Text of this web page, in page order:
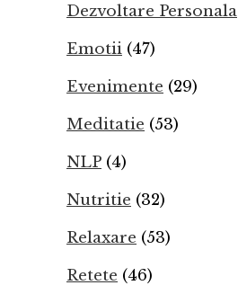
Dezvoltare Personala
Emotii (47)
Evenimente (29)
Meditatie (53)
NLP (4)
Nutritie (32)
Relaxare (53)
Retete (46)